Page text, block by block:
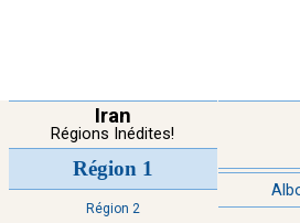
Iran
Régions Inédites!
Région 1
Région 2